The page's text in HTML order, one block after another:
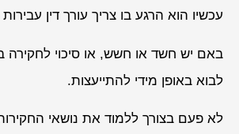
עכשיו הוא הרגע בו צריך עורך דין עבירות
באם יש חשד או חשש, או סיכוי לחקירה
לבוא באופן מידי להתייעצות.
לא פעם בצורך ללמוד את נושאי